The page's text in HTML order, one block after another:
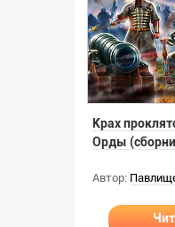
Крах
Орды
Автор: